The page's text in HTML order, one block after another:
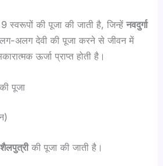
9 स्वरूपों की पूजा की जाती है, जिन्हेंनवदुर्गा
अलग देवी की पूजा करने से जीवन में
ऊर्जा प्राप्त होती है।
पूजा
की पूजा की जाती है।